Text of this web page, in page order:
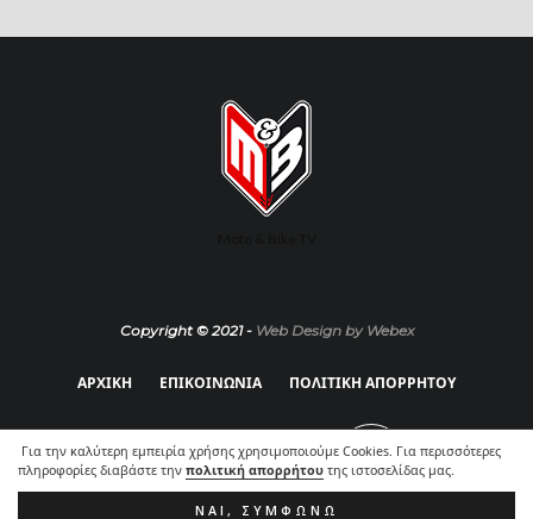
Για την καλύτερη εμπειρία χρήσης χρησιμοποιούμε Cookies. Για περισσότερες
πληροφορίες διαβάστε την πολιτική απορρήτου της ιστοσελίδας μας.
ΝΑΙ, ΣΥΜΦΩΝΏ
Copyright © 2021 - Web Design by Webex
ΑΡΧΙΚΗ ΕΠΙΚΟΙΝΩΝΙΑ ΠΟΛΙΤΙΚΗ ΑΠΟΡΡΗΤΟΥ